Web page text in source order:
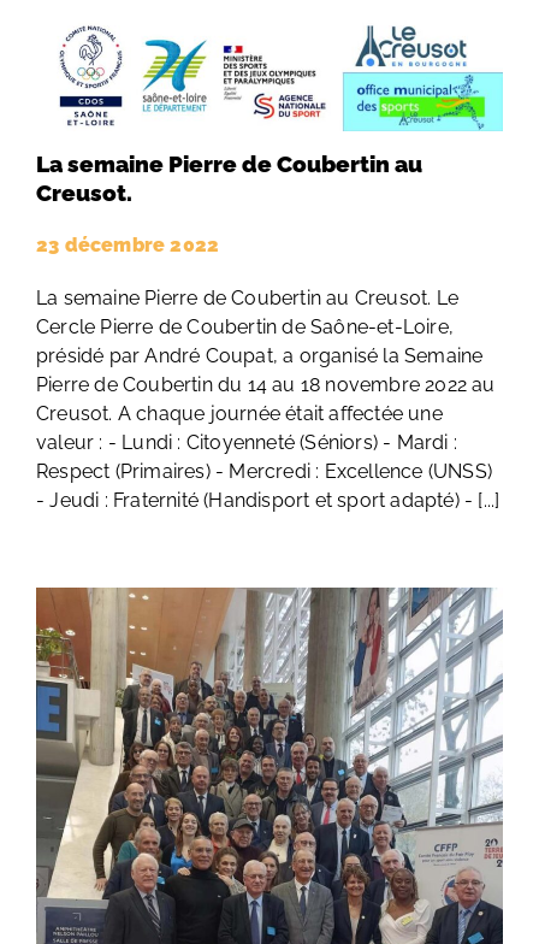
La semaine Pierre de Coubertin au
Creusot.
23 décembre 2022
La semaine Pierre de Coubertin au Creusot. Le
Cercle Pierre de Coubertin de Saône-et-Loire,
présidé par André Coupat, a organisé la Semaine
Pierre de Coubertin du 14 au 18 novembre 2022 au
Creusot. A chaque journée était affectée une
valeur : - Lundi : Citoyenneté (Séniors) - Mardi :
Respect (Primaires) - Mercredi : Excellence (UNSS)
- Jeudi : Fraternité (Handisport et sport adapté) - [...]